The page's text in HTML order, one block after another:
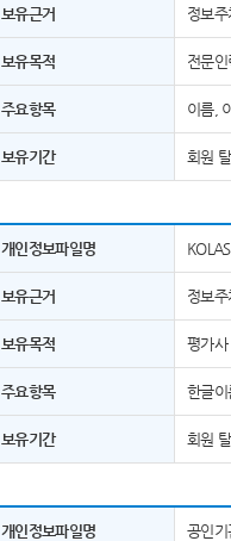
보유근거 정보
보유목적 전문
주요항목 이름,
보유기간 회원
개인정보파일명
보유근거 정보
보유목적 평가
주요항목 한글
보유기간 회원
개인정보파일명 공인